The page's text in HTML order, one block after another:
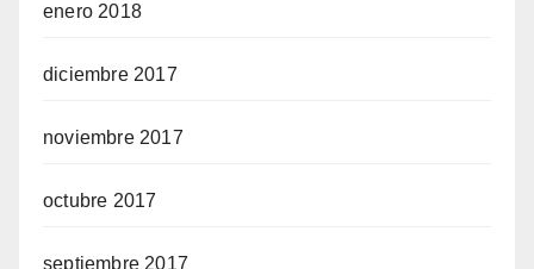
enero 2018
diciembre 2017
noviembre 2017
octubre 2017
septiembre 2017